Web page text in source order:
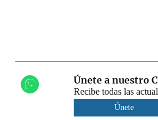
Únete a nuestro
Recibe todas las
Únete